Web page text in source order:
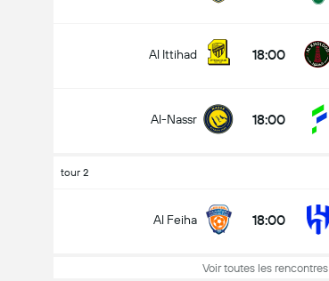
Al Ittihad 18:00
Al-Nassr 18:00
tour 2
Al Feiha 18:00
Voir toutes les rencontres